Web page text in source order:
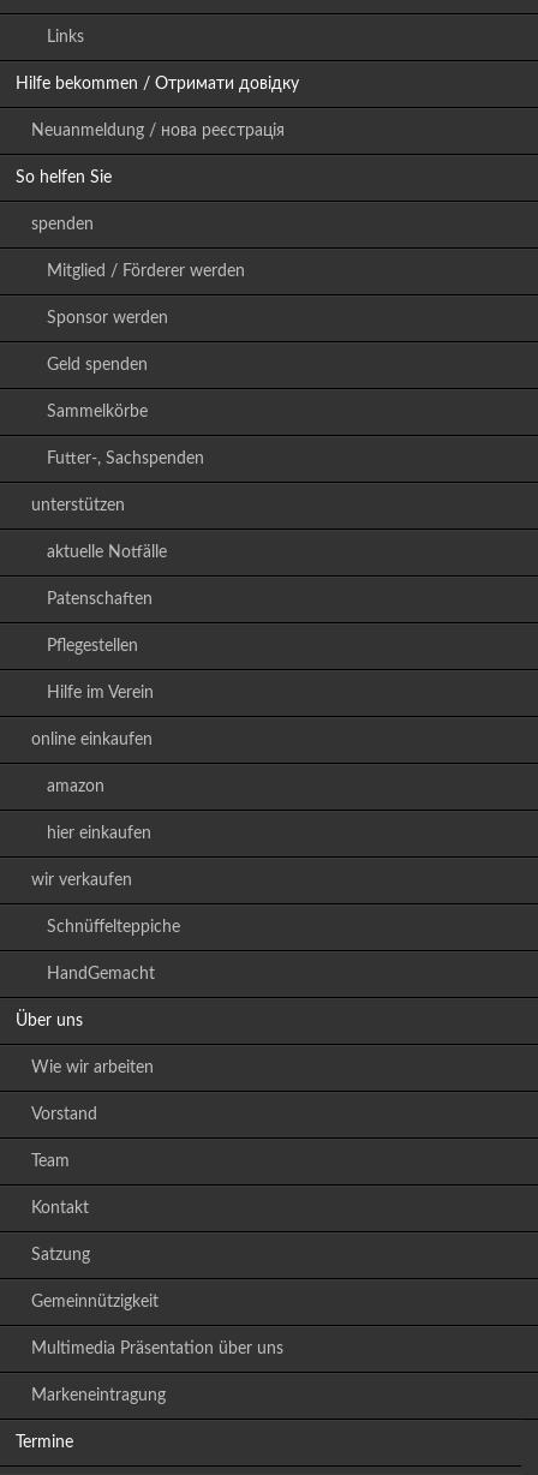
Links
Hilfe bekommen / Отримати довідку
Neuanmeldung / нова реєстрація
So helfen Sie
spenden
Mitglied / Förderer werden
Sponsor werden
Geld spenden
Sammelkörbe
Futter-, Sachspenden
unterstützen
aktuelle Notfälle
Patenschaften
Pflegestellen
Hilfe im Verein
online einkaufen
amazon
hier einkaufen
wir verkaufen
Schnüffelteppiche
HandGemacht
Über uns
Wie wir arbeiten
Vorstand
Team
Kontakt
Satzung
Gemeinnützigkeit
Multimedia Präsentation über uns
Markeneintragung
Termine